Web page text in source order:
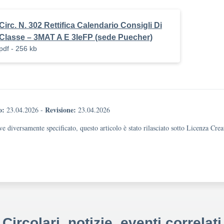
N. 302 Rettifica Calendario Consigli Di
– 3MAT A E 3IeFP (sede Puecher)
- 256 kb
23.04.2026 - Revisione: 23.04.2026
diversamente specificato, questo articolo è stato rilasciato sotto Licenza